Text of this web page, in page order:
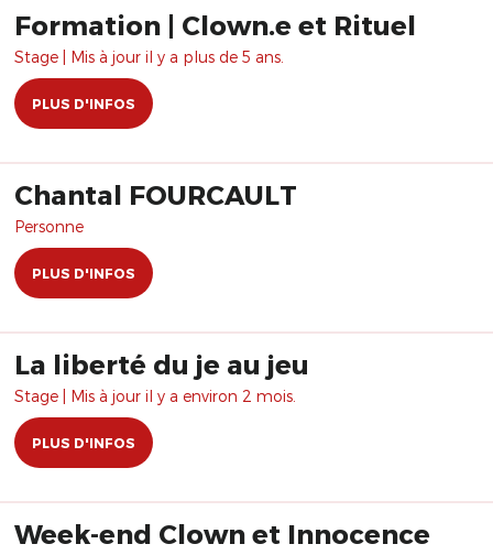
Formation | Clown.e et Rituel
Stage | Mis à jour il y a plus de 5 ans.
PLUS D'INFOS
Chantal FOURCAULT
Personne
PLUS D'INFOS
La liberté du je au jeu
Stage | Mis à jour il y a environ 2 mois.
PLUS D'INFOS
Week-end Clown et Innocence